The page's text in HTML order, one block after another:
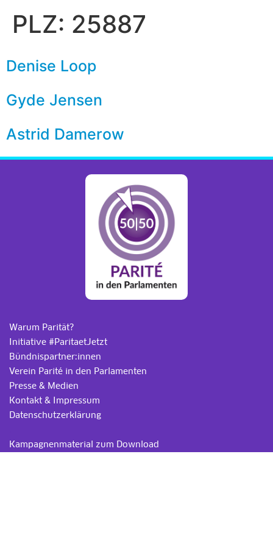
PLZ: 25887
Denise Loop
Gyde Jensen
Astrid Damerow
Warum Parität?
Initiative #ParitaetJetzt
Bündnispartner:innen
Verein Parité in den Parlamenten
Presse & Medien
Kontakt & Impressum
Datenschutzerklärung
Kampagnenmaterial zum Download